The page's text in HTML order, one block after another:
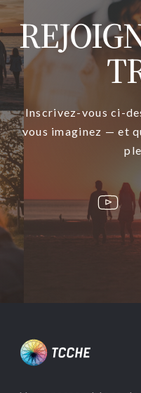
Inscrivez-vous ci-
vous imaginez — et